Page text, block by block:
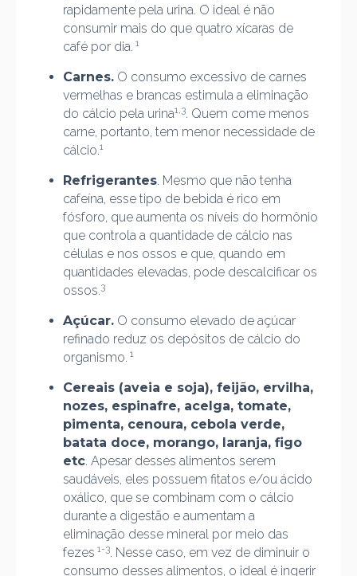
rapidamente pela urina. O ideal é não
consumir mais do que quatro xícaras de
café por dia. 1
Carnes.O consumo excessivo de carnes
vermelhas e brancas estimula a eliminação
do cálcio pela urina1,3. Quem come menos
carne, portanto, tem menor necessidade de
cálcio.1
Refrigerantes. Mesmo que não tenha
cafeína, esse tipo de bebida é rico em
fósforo, que aumenta os níveis do hormônio
que controla a quantidade de cálcio nas
células e nos ossos e que, quando em
quantidades elevadas, pode descalcificar os
ossos.3
Açúcar.O consumo elevado de açúcar
refinado reduz os depósitos de cálcio do
organismo. 1
Cereais (aveia e soja), feijão, ervilha,
nozes, espinafre, acelga, tomate,
pimenta, cenoura, cebola verde,
batata doce, morango, laranja, figo
etc. Apesar desses alimentos serem
saudáveis, eles possuem fitatos e/ou ácido
oxálico, que se combinam com o cálcio
durante a digestão e aumentam a
eliminação desse mineral por meio das
fezes 1-3. Nesse caso, em vez de diminuir o
consumo desses alimentos, o ideal é ingerir